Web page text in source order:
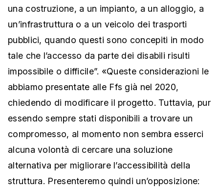
una costruzione, a un impianto, a un alloggio, a
un’infrastruttura o a un veicolo dei trasporti
pubblici, quando questi sono concepiti in modo
tale che l’accesso da parte dei disabili risulti
impossibile o difficile”. «Queste considerazioni le
abbiamo presentate alle Ffs già nel 2020,
chiedendo di modificare il progetto. Tuttavia, pur
essendo sempre stati disponibili a trovare un
compromesso, al momento non sembra esserci
alcuna volontà di cercare una soluzione
alternativa per migliorare l’accessibilità della
struttura. Presenteremo quindi un’opposizione: